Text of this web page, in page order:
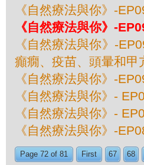
《自然療法與你》-
《自然療法與你》-
《自然療法與你》-
癲癇、疫苗、頭暈和甲
《自然療法與你》-
《自然療法與你》-
《自然療法與你》-
《自然療法與你》-
Page 72 of 81 First 67 68